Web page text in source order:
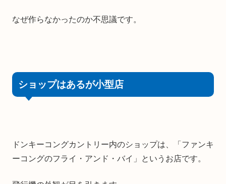
なぜ作らなかったのか不思議です。
ショップはあるが小型店
ドンキーコングカントリー内のショップは、「ファンキ
ーコングのフライ・アンド・バイ」というお店です。